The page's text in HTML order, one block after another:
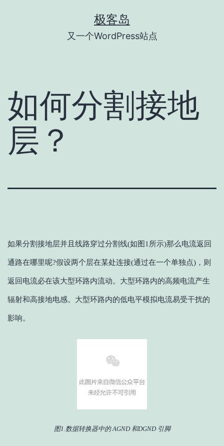
极客岛
又一个WordPress站点
如何分割接地
层？
如果分割接地层并且线路穿过分割线(如图1所示)那么电流返回
通路在哪里呢?假设两个层在某处连接(通过在一个单独点)，则
返回电流必在该大型环路内流动。大型环路内的高频电流产生
辐射和高接地电感。大型环路内的低电平模拟电流易受干扰的
影响。
图1.数据转换器中的 AGND 和DGND 引脚